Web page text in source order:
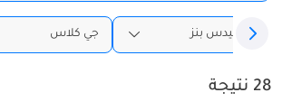
مرسيدس بنز جي كلاس
28 نتيجة